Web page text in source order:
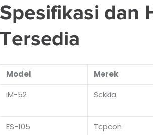
Spesifikasi dan
Tersedia
Model Merek
iM-52
Sokkia
ES-105 Topcon